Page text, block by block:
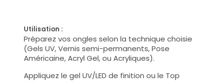
Utilisation :
Préparez vos ongles selon la technique choisie
(Gels UV, Vernis semi-permanents, Pose
Américaine, Acryl Gel, ou Acryliques).
Appliquez le gel UV/LED de finition ou le Top